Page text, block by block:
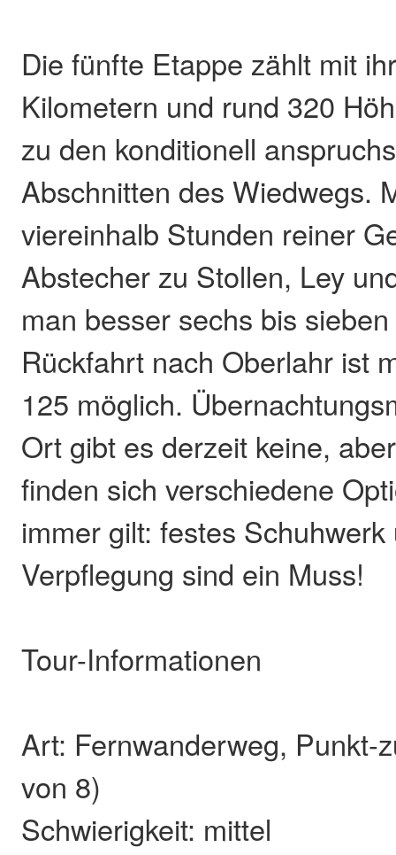
Die fünfte Etappe zählt mit
Kilometern und rund 320
zu den konditionell
Abschnitten des Wiedwegs.
viereinhalb Stunden reiner
Abstecher zu Stollen, Ley
man besser sechs bis
Rückfahrt nach Oberlahr ist
125 möglich.
Ort gibt es derzeit keine,
finden sich verschiedene
immer gilt: festes
Verpflegung sind ein Muss!
Tour-Informationen
Art: Fernwanderweg, Punkt-
von 8)
Schwierigkeit: mittel